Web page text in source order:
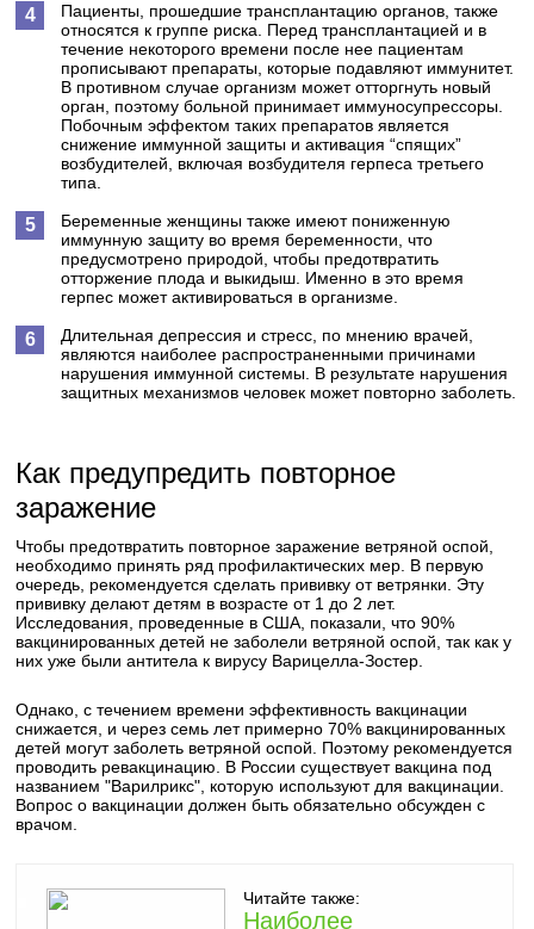
Пациенты, прошедшие трансплантацию органов, также
относятся к группе риска. Перед трансплантацией и в
течение некоторого времени после нее пациентам
прописывают препараты, которые подавляют иммунитет.
В противном случае организм может отторгнуть новый
орган, поэтому больной принимает иммуносупрессоры.
Побочным эффектом таких препаратов является
снижение иммунной защиты и активация “спящих”
возбудителей, включая возбудителя герпеса третьего
типа.
Беременные женщины также имеют пониженную
иммунную защиту во время беременности, что
предусмотрено природой, чтобы предотвратить
отторжение плода и выкидыш. Именно в это время
герпес может активироваться в организме.
Длительная депрессия и стресс, по мнению врачей,
являются наиболее распространенными причинами
нарушения иммунной системы. В результате нарушения
защитных механизмов человек может повторно заболеть.
Как предупредить повторное
заражение
Чтобы предотвратить повторное заражение ветряной оспой,
необходимо принять ряд профилактических мер. В первую
очередь, рекомендуется сделать прививку от ветрянки. Эту
прививку делают детям в возрасте от 1 до 2 лет.
Исследования, проведенные в США, показали, что 90%
вакцинированных детей не заболели ветряной оспой, так как у
них уже были антитела к вирусу Варицелла-Зостер.
Однако, с течением времени эффективность вакцинации
снижается, и через семь лет примерно 70% вакцинированных
детей могут заболеть ветряной оспой. Поэтому рекомендуется
проводить ревакцинацию. В России существует вакцина под
названием "Варилрикс", которую используют для вакцинации.
Вопрос о вакцинации должен быть обязательно обсужден с
врачом.
Читайте также:
Наиболее